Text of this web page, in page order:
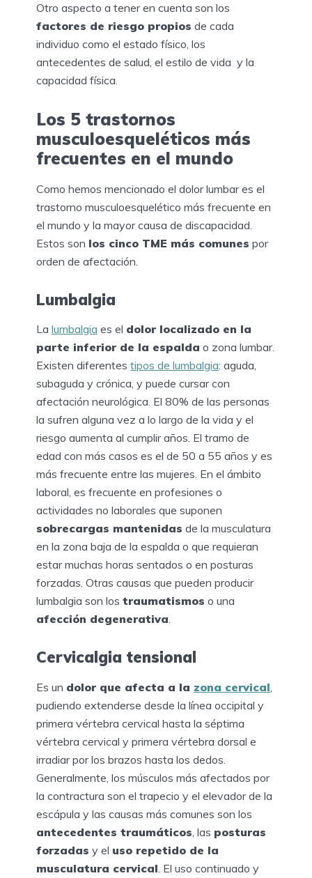
Otro aspecto a tener en cuenta son los
factores de riesgo propios de cada
individuo como el estado físico, los
antecedentes de salud, el estilo de vida y la
capacidad física.
Los 5 trastornos
musculoesqueléticos más
frecuentes en el mundo
Como hemos mencionado el dolor lumbar es el
trastorno musculoesquelético más frecuente en
el mundo y la mayor causa de discapacidad.
Estos son los cinco TME más comunes por
orden de afectación.
Lumbalgia
La lumbalgia es el dolor localizado en la
parte inferior de la espalda o zona lumbar.
Existen diferentes tipos de lumbalgia: aguda,
subaguda y crónica, y puede cursar con
afectación neurológica. El 80% de las personas
la sufren alguna vez a lo largo de la vida y el
riesgo aumenta al cumplir años. El tramo de
edad con más casos es el de 50 a 55 años y es
más frecuente entre las mujeres. En el ámbito
laboral, es frecuente en profesiones o
actividades no laborales que suponen
sobrecargas mantenidas de la musculatura
en la zona baja de la espalda o que requieran
estar muchas horas sentados o en posturas
forzadas. Otras causas que pueden producir
lumbalgia son los traumatismos o una
afección degenerativa.
Cervicalgia tensional
Es un dolor que afecta a la zona cervical
pudiendo extenderse desde la línea occipital y
primera vértebra cervical hasta la séptima
vértebra cervical y primera vértebra dorsal e
irradiar por los brazos hasta los dedos.
Generalmente, los músculos más afectados por
la contractura son el trapecio y el elevador de la
escápula y las causas más comunes son los
antecedentes traumáticos , las posturas
forzadas y el uso repetido de la
musculatura cervical . El uso continuado y